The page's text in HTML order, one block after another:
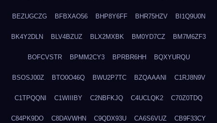
BEZUGCZG BFBXAO56 BHP8Y6FF BHR75HZV BI1Q9U0N
BK4Y2DLN BLV4BZUZ BLX2MXBK BM0YD7CZ BM7M6ZF3
BOFCVSTR BPMM2CY3 BPRBR6HH BQXYURQU
BSOSJ00Z BTO0O46Q BWU2P7TC BZQAAANI C1RJ8N9V
C1TPQQNI C1WIIIBY C2NBFKJQ C4UCLQK2 C70Z0TDQ
C84PK9DO C8DAVWHN C9QDX93U CA6S6VUZ CB9F33CY